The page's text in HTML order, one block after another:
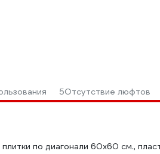
5Отсутствие люфтов
по диагонали 60х60 см.,